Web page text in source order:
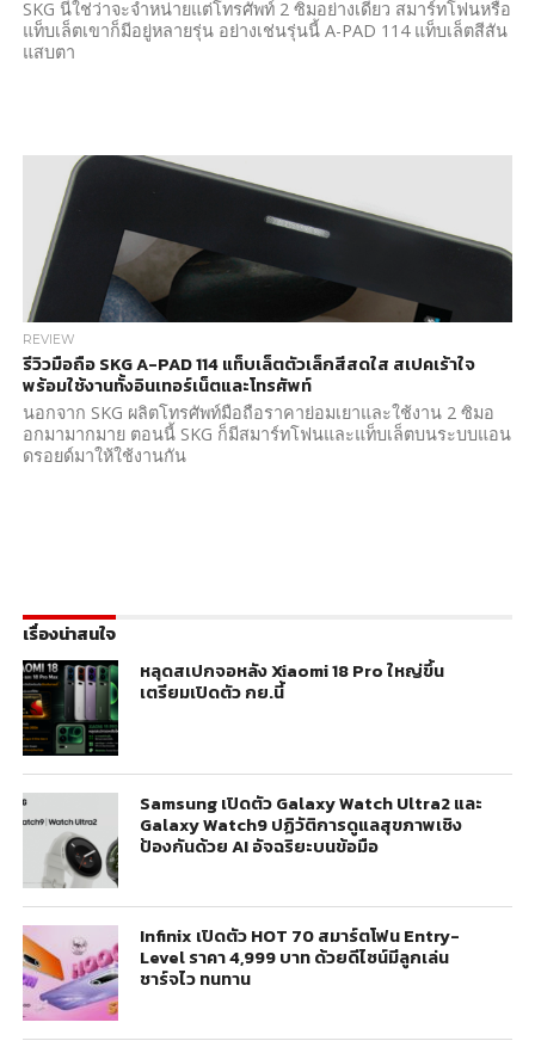
SKG นี่ใช่ว่าจะจำหน่ายแต่โทรศัพท์ 2 ซิมอย่างเดียว สมาร์ทโฟนหรือ
แท็บเล็ตเขาก็มีอยู่หลายรุ่น อย่างเช่นรุ่นนี้ A-PAD 114 แท็บเล็ตสีสัน
แสบตา
REVIEW
รีวิวมือถือ SKG A-PAD 114 แท็บเล็ตตัวเล็กสีสดใส สเปคเร้าใจ
พร้อมใช้งานทั้งอินเทอร์เน็ตและโทรศัพท์
นอกจาก SKG ผลิตโทรศัพท์มือถือราคาย่อมเยาและใช้งาน 2 ซิมอ
อกมามากมาย ตอนนี้ SKG ก็มีสมาร์ทโฟนและแท็บเล็ตบนระบบแอน
ดรอยด์มาให้ใช้งานกัน
เรื่องน่าสนใจ
หลุดสเปกจอหลัง Xiaomi 18 Pro ใหญ่ขึ้น
เตรียมเปิดตัว กย.นี้
Samsung เปิดตัว Galaxy Watch Ultra2 และ
Galaxy Watch9 ปฏิวัติการดูแลสุขภาพเชิง
ป้องกันด้วย AI อัจฉริยะบนข้อมือ
Infinix เปิดตัว HOT 70 สมาร์ตโฟน Entry-
Level ราคา 4,999 บาท ด้วยดีไซน์มีลูกเล่น
ชาร์จไว ทนทาน